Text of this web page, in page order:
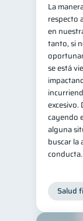
La
respecto
en
tanto, si
se está
excesivo.
cayendo
alguna
buscar la
conducta.
Salud